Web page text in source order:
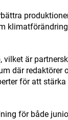
är
där redaktörer
för att
för både